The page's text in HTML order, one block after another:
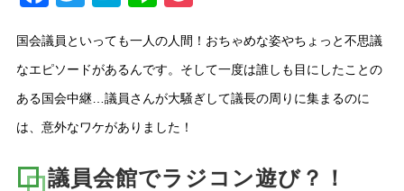
国会議員といっても一人の人間！おちゃめな姿やちょっと不思議
なエピソードがあるんです。そして一度は誰しも目にしたことの
ある国会中継…議員さんが大騒ぎして議長の周りに集まるのに
は、意外なワケがありました！
議員会館でラジコン遊び？！